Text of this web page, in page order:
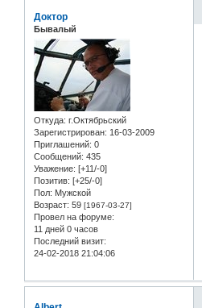
Доктор
Бывалый
Откуда: г.Октябрьский
Зарегистрирован: 16-03-2009
Приглашений: 0
Сообщений: 435
Уважение: [+11/-0]
Позитив: [+25/-0]
Пол: Мужской
Возраст: 59 [1967-03-27]
Провел на форуме:
11 дней 0 часов
Последний визит:
24-02-2018 21:04:06